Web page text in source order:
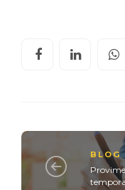
BLOG